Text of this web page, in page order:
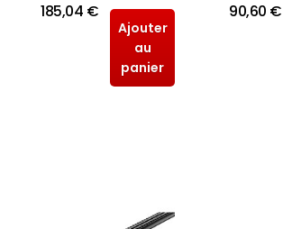
185,04 €
Ajouter
au
panier
90,60 €